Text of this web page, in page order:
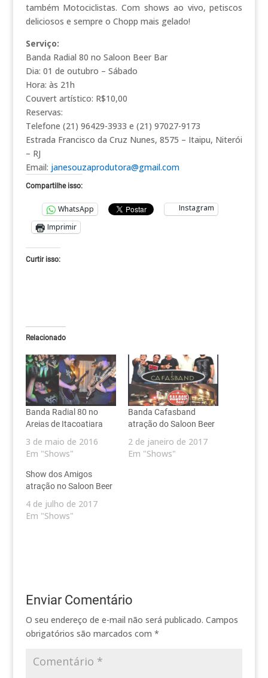
também Motociclistas. Com shows ao vivo, petiscos
deliciosos e sempre o Chopp mais gelado!
Serviço:
Banda Radial 80 no Saloon Beer Bar
Dia: 01 de outubro – Sábado
Hora: às 21h
Couvert artístico: R$10,00
Reservas:
Telefone (21) 96429-3933 e (21) 97027-9173
Estrada Francisco da Cruz Nunes, 8575 – Itaipu, Niterói
– RJ
Email: janesouzaprodutora@gmail.com
Compartilhe isso:
WhatsApp
Instagram
Imprimir
Curtir isso:
Relacionado
Banda Radial 80 no
Areias de Itacoatiara
3 de maio de 2016
Em "Shows"
Banda Cafasband
atração do Saloon Beer
2 de janeiro de 2017
Em "Shows"
Show dos Amigos
atração no Saloon Beer
4 de julho de 2017
Em "Shows"
Enviar Comentário
O seu endereço de e-mail não será publicado. Campos
obrigatórios são marcados com *